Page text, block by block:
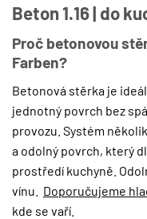
Beton 1.16 | do
Proč betonovou
Farben?
Betonová stěrka je
jednotný povrch bez
provozu. Systém
a odolný povrch, který
prostředí kuchyně.
vínu. Doporučujeme
kde se vaří.